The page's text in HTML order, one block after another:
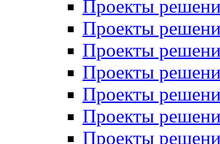
Проекты
Проекты
Проекты
Проекты
Проекты
Проекты
Проекты